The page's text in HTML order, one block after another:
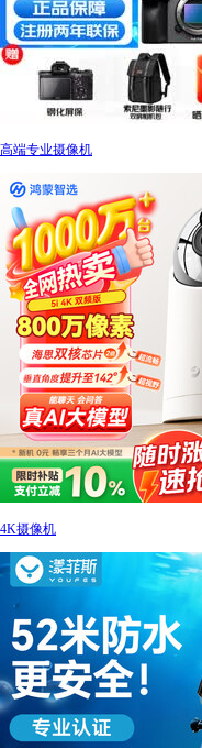
高端专业摄像机
4K摄像机